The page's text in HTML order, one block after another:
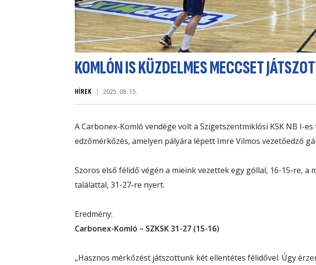
KOMLÓN IS KÜZDELMES MECCSET
HÍREK 2025. 08. 15.
A Carbonex-Komló vendége volt a Szigetszentmiklósi KSK NB I-
edzőmérkőzés, amelyen pályára lépett Imre Vilmos vezetőedző
Szoros első félidő végén a mieink vezettek egy góllal, 16-15-re,
találattal, 31-27-re nyert.
Eredmény:
Carbonex-Komló – SZKSK 31-27 (15-16)
„Hasznos mérkőzést játszottunk két ellentétes félidővel. Úgy